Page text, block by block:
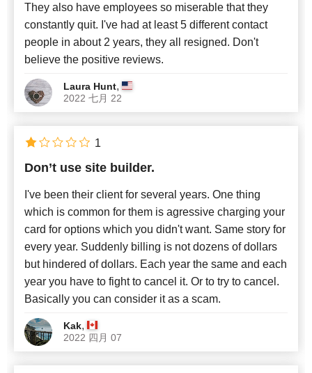
They also have employees so miserable that they
constantly quit. I've had at least 5 different contact
people in about 2 years, they all resigned. Don't
believe the positive reviews.
Laura Hunt,
2022 七月 22
Don’t use site builder.
I've been their client for several years. One thing
which is common for them is agressive charging your
card for options which you didn't want. Same story for
every year. Suddenly billing is not dozens of dollars
but hindered of dollars. Each year the same and each
year you have to fight to cancel it. Or to try to cancel.
Basically you can consider it as a scam.
Kak,
2022 四月 07
1